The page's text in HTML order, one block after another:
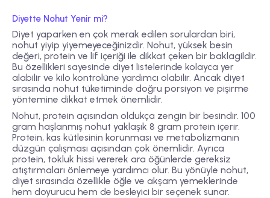
Diyette Nohut Yenir mi?
Diyet yaparken en çok merak edilen sorulardan biri,
nohut yiyip yiyemeyeceğinizdir. Nohut, yüksek besin
değeri, protein ve lif içeriği ile dikkat çeken bir baklagildir.
Bu özellikleri sayesinde diyet listelerinde kolayca yer
alabilir ve kilo kontrolüne yardımcı olabilir. Ancak diyet
sırasında nohut tüketiminde doğru porsiyon ve pişirme
yöntemine dikkat etmek önemlidir.
Nohut, protein açısından oldukça zengin bir besindir. 100
gram haşlanmış nohut yaklaşık 8 gram protein içerir.
Protein, kas kütlesinin korunması ve metabolizmanın
düzgün çalışması açısından çok önemlidir. Ayrıca
protein, tokluk hissi vererek ara öğünlerde gereksiz
atıştırmaları önlemeye yardımcı olur. Bu yönüyle nohut,
diyet sırasında özellikle öğle ve akşam yemeklerinde
hem doyurucu hem de besleyici bir seçenek sunar.